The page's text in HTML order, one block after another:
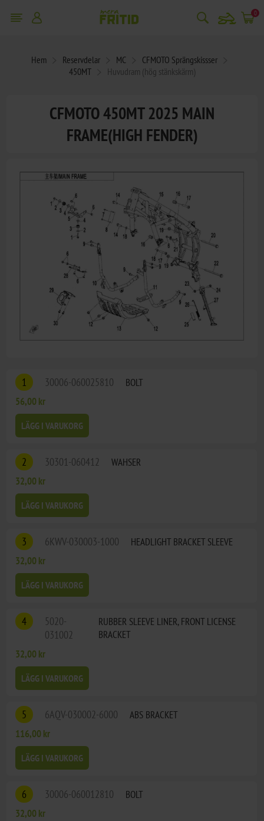
snowmobile 0
Hem Reservdelar MC
CFMOTO Sprängskissser
450MT
Huvudram (hög stänkskärm)
CFMOTO 450MT 2025 MAIN
FRAME(HIGH FENDER)
1 30006-060025810
BOLT
56,00 kr
LÄGG I VARUKORG
2 30301-060412
WAHSER
32,00 kr
LÄGG I VARUKORG
3 6KWV-030003-1000
HEADLIGHT BRACKET SLEEVE
32,00 kr
LÄGG I VARUKORG
4
5020-
031002
RUBBER SLEEVE LINER, FRONT LICENSE
BRACKET
32,00 kr
LÄGG I VARUKORG
5 6AQV-030002-6000
ABS BRACKET
116,00 kr
LÄGG I VARUKORG
6 30006-060012810
BOLT
32,00 kr